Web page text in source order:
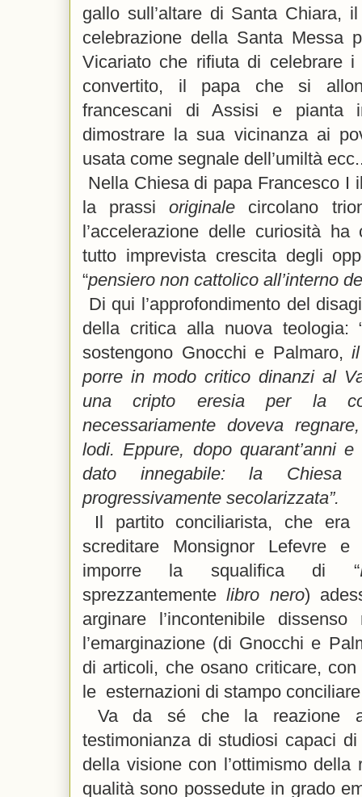
gallo sull’altare di Santa Chiara,
celebrazione della Santa Messa
Vicariato che rifiuta di celebrare
convertito, il papa che si
francescani di Assisi e pianta
dimostrare la sua vicinanza ai
usata come segnale dell’umiltà
Nella Chiesa di papa Francesco I
la prassioriginale circolano
l’accelerazione delle curiosità
tutto imprevista crescita degli
“pensiero non cattolico all’interno
Di qui l’approfondimento del
della critica alla nuova teologia:
sostengono Gnocchi e Palmaro,
porre in modo critico dinanzi al
una cripto eresia per la
necessariamente doveva
lodi. Eppure, dopo quarant’anni
dato innegabile: la
progressivamente secolarizzata”.
Il partito conciliarista, che
screditare Monsignor Lefevre
imporre la squalifica
di “
sprezzantementelibro nero)
arginare l’incontenibile
l’emarginazione (di Gnocchi e
di articoli, che osano criticare,
le esternazioni di stampo
Va da sé che la reazione
testimonianza di studiosi capaci
della visione con l’ottimismo
qualità sono possedute in grado